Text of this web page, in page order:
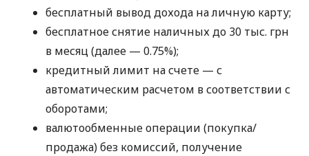
бесплатный вывод дохода на личную карту;
бесплатное снятие наличных до 30 тыс. грн
в месяц (далее — 0.75%);
кредитный лимит на счете — с
автоматическим расчетом в соответствии с
оборотами;
валютообменные операции (покупка/
продажа) без комиссий, получение